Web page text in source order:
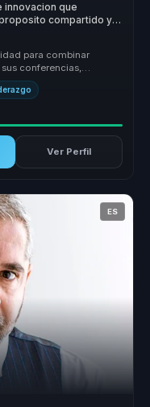
innovacion que
compartido y
para combinar
conferencias,
Ver Perfil
ES